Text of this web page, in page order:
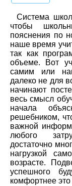
Система
чтобы
пояснения по
наше время
так как
объеме. Вот
самим или
далеко не для
начинают
весь смысл
начала
решебником,
важной
любого
достаточно
нагрузкой
возрасте.
успешного
комфортнее это